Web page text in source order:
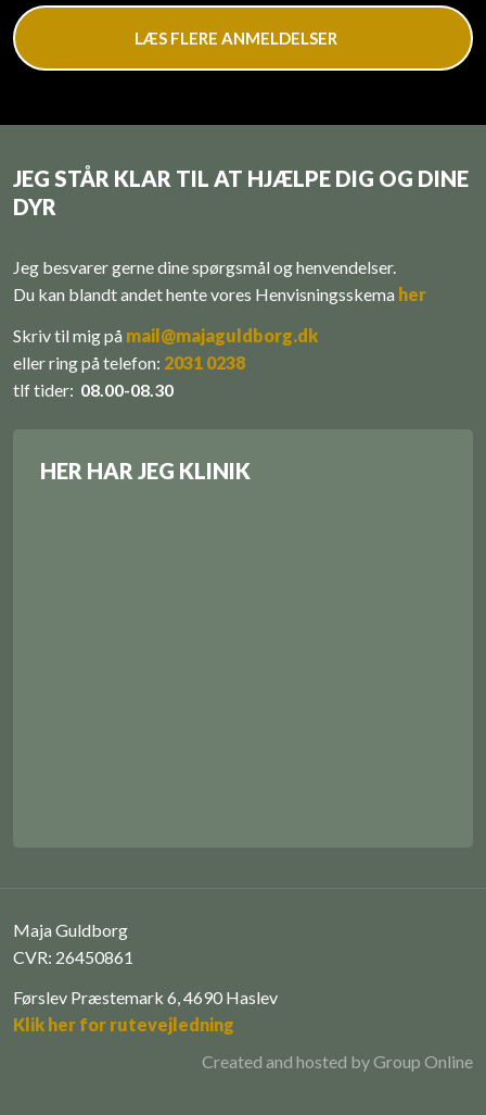
LÆS FLERE ANMELDELSER
JEG STÅR KLAR TIL AT HJÆLPE DIG OG DINE
DYR
Jeg besvarer gerne dine spørgsmål og henvendelser.
Du kan blandt andet hente vores ​Henvisningsskema her
Skriv til mig på mail@majaguldborg.dk
eller r​ing på telefon: 2031 0238
tlf tider: 08.00-08.30
HER HAR JEG KLINIK
Maja Guldborg
CVR: 26450861
Førslev Præstemark 6, 4690 Haslev
Klik her for rutevejledning
Created and hosted by Group Online